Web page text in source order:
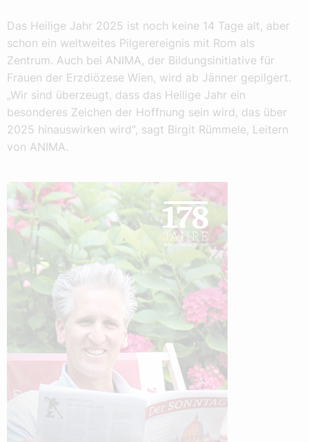
Das Heilige Jahr 2025 ist noch keine 14 Tage alt, aber
schon ein weltweites Pilgerereignis mit Rom als
Zentrum. Auch bei ANIMA, der Bildungsinitiative für
Frauen der Erzdiözese Wien, wird ab Jänner gepilgert.
„Wir sind überzeugt, dass das Heilige Jahr ein
besonderes Zeichen der Hoffnung sein wird, das über
2025 hinauswirken wird“, sagt Birgit Rümmele, Leitern
von ANIMA.